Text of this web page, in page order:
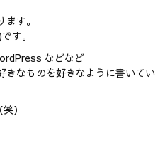
す。
す。
などなど
きなものを好きなように書いてい
）